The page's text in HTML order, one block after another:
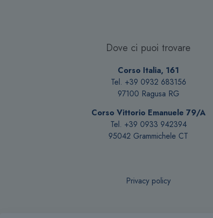
nella
del
prodotto
Dove ci puoi trovare
Corso Italia, 161
Tel. +39 0932 683156
97100 Ragusa RG
Corso Vittorio Emanuele 79/A
Tel. +39 0933 942394
95042 Grammichele CT
Privacy policy